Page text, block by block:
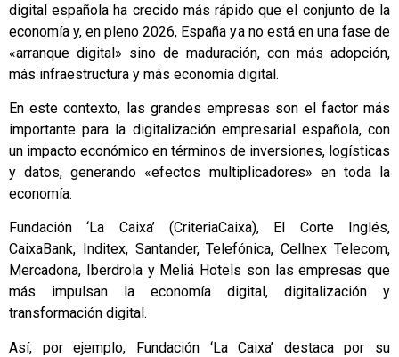
digital española ha crecido más rápido que el conjunto de la
economía y, en pleno 2026, España ya no está en una fase de
«arranque digital» sino de maduración, con más adopción,
más infraestructura y más economía digital.
En este contexto, las grandes empresas son el factor más
importante para la digitalización empresarial española, con
un impacto económico en términos de inversiones, logísticas
y datos, generando «efectos multiplicadores» en toda la
economía.
Fundación ‘La Caixa’ (CriteriaCaixa), El Corte Inglés,
CaixaBank, Inditex, Santander, Telefónica, Cellnex Telecom,
Mercadona, Iberdrola y Meliá Hotels son las empresas que
más impulsan la economía digital, digitalización y
transformación digital.
Así, por ejemplo, Fundación ‘La Caixa’ destaca por su